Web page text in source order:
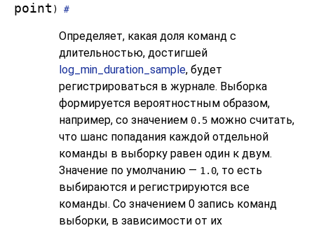
point ) #
Определяет, какая доля команд с
длительностью, достигшей
log_min_duration_sample, будет
регистрироваться в журнале. Выборка
формируется вероятностным образом,
например, со значением 0.5 можно считать,
что шанс попадания каждой отдельной
команды в выборку равен один к двум.
Значение по умолчанию — 1.0, то есть
выбираются и регистрируются все
команды. Со значением 0 запись команд
выборки, в зависимости от их